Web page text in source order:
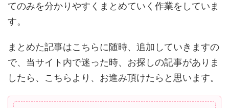
てのみを分かりやすくまとめていく作業をしていま
す。
まとめた記事はこちらに随時、追加していきますの
で、当サイト内で迷った時、お探しの記事がありま
したら、こちらより、お進み頂けたらと思います。